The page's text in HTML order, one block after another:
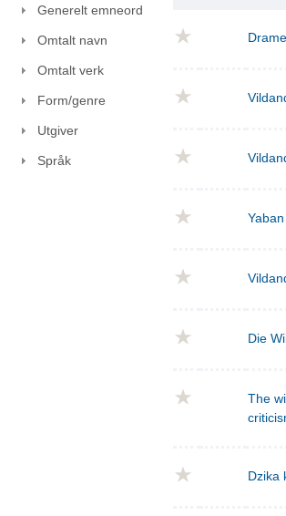
Generelt emneord
Omtalt navn
Omtalt verk
Form/genre
Utgiver
Språk
Drame
Die
The
Dzika